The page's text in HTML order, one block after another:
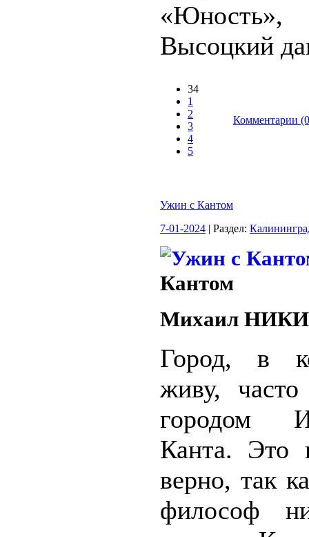
Высоцкий
34
1
2
3
4
5
Комментарии
Ужин с Кантом
7-01-2024 | Раздел:
Кантом
Михаил
Город, в
живу,
городом
Канта. Это
верно, так
философ